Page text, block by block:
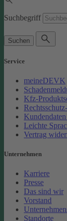
Suchbegriff
Suchen
Service
meineDEVK
Kfz-
Leichte
Vertrag
Unternehmen
Karriere
Presse
Das sind wir
Vorstand
Standorte